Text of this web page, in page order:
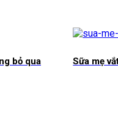
bỏ qua Sữa mẹ